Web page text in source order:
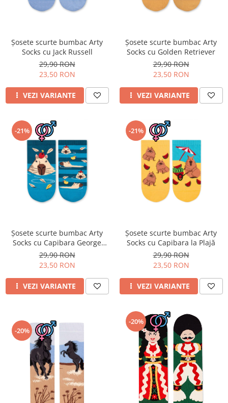
Șosete scurte bumbac Arty
Socks cu Jack Russell
29,90 RON
23,50 RON
VEZI VARIANTE
Șosete scurte bumbac Arty
Socks cu Golden Retriever
29,90 RON
23,50 RON
VEZI VARIANTE
-21%
Șosete scurte bumbac Arty
Socks cu Capibara George
Turcoaz
29,90 RON
23,50 RON
VEZI VARIANTE
-21%
Șosete scurte bumbac Arty
Socks cu Capibara la Plajă
29,90 RON
23,50 RON
VEZI VARIANTE
-20%
-20%